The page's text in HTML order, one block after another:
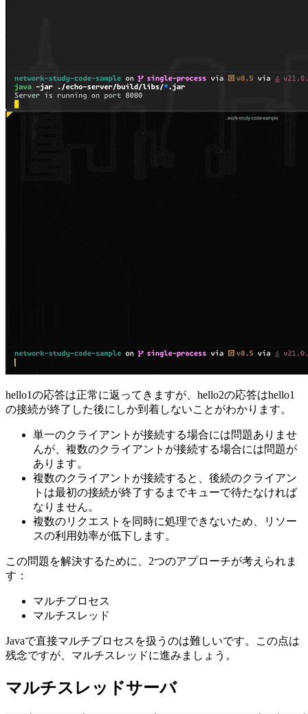
hello1の応答は正常に返ってきますが、hello2の応答はhello1
の接続が終了した後にしか到着しないことがわかります。
単一のクライアントが接続する場合には問題ありませ
んが、複数のクライアントが接続する場合には問題が
あります。
複数のクライアントが接続すると、後続のクライアン
トは最初の接続が終了するまでキューで待たなければ
なりません。
複数のリクエストを同時に処理できないため、リソー
スの利用効率が低下します。
この問題を解決するために、2つのアプローチが考えられま
す：
マルチプロセス
マルチスレッド
Javaで直接マルチプロセスを扱うのは難しいです。この点は
残念ですが、マルチスレッドに進みましょう。
マルチスレッドサーバ